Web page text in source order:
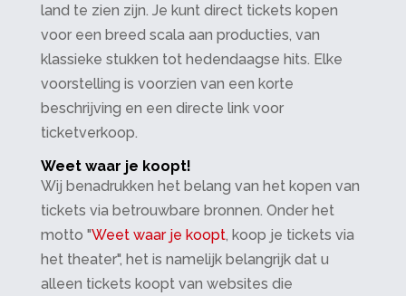
land te zien zijn. Je kunt direct tickets kopen
voor een breed scala aan producties, van
klassieke stukken tot hedendaagse hits. Elke
voorstelling is voorzien van een korte
beschrijving en een directe link voor
ticketverkoop.
Weet waar je koopt!
Wij benadrukken het belang van het kopen van
tickets via betrouwbare bronnen. Onder het
motto "Weet waar je koopt, koop je tickets via
het theater", het is namelijk belangrijk dat u
alleen tickets koopt van websites die